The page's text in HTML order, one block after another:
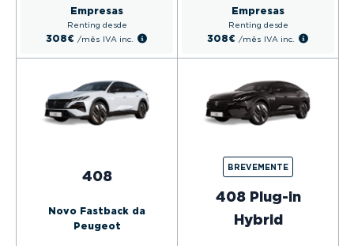
Empresas
Renting desde
308€ /mês IVA inc.
Empresas
Renting desde
308€ /mês IVA inc.
408
Novo Fastback da
Peugeot
BREVEMENTE
408 Plug-in
Hybrid